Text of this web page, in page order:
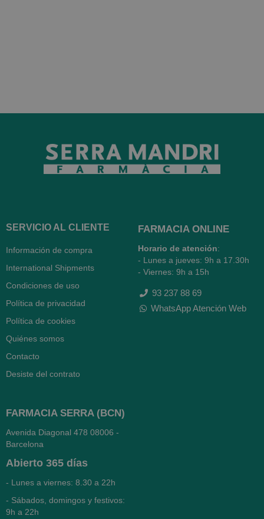
SERVICIO AL CLIENTE
Información de compra
International Shipments
Condiciones de uso
Política de privacidad
Política de cookies
Quiénes somos
Contacto
Desiste del contrato
FARMACIA ONLINE
Horario de atención:
- Lunes a jueves: 9h a 17.30h
- Viernes: 9h a 15h
93 237 88 69
WhatsApp Atención Web
FARMACIA SERRA (BCN)
Avenida Diagonal 478 08006 -
Barcelona
Abierto 365 días
- Lunes a viernes: 8.30 a 22h
- Sábados, domingos y festivos:
9h a 22h